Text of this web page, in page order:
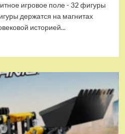
игровое поле - 32 фигуры
держатся на магнитах
историей...